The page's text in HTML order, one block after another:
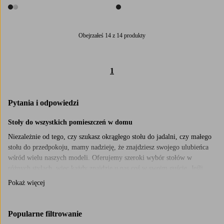
2 kolory 1 kolor
Obejrzałeś 14 z 14 produkty
1
Pytania i odpowiedzi
Stoły do wszystkich pomieszczeń w domu
Niezależnie od tego, czy szukasz okrągłego stołu do jadalni, czy małego
stołu do przedpokoju, mamy nadzieję, że znajdziesz swojego ulubieńca
wśród wielu naszych modeli. Oferujemy szeroki wybór stołów w
wolisz klasyczny skandynawski styl, możesz np. rozejrzeć się wśród
dopasować je do reszty wnętrza. Jeśli zamiast tego chcesz, aby Twój stół
Pokaż więcej
Popularne filtrowanie